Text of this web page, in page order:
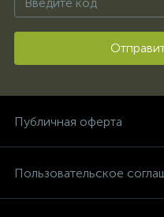
Публичная оферта
Пользовательское